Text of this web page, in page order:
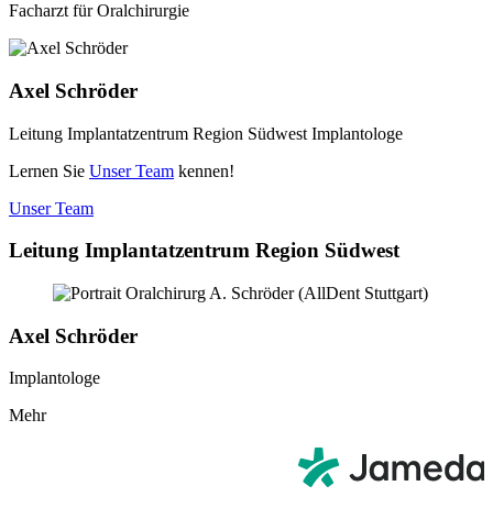
Facharzt für Oralchirurgie
Axel Schröder
Leitung Implantatzentrum Region Südwest Implantologe
Lernen Sie Unser Team kennen!
Unser Team
Leitung Implantatzentrum Region Südwest
Axel Schröder
Implantologe
Mehr